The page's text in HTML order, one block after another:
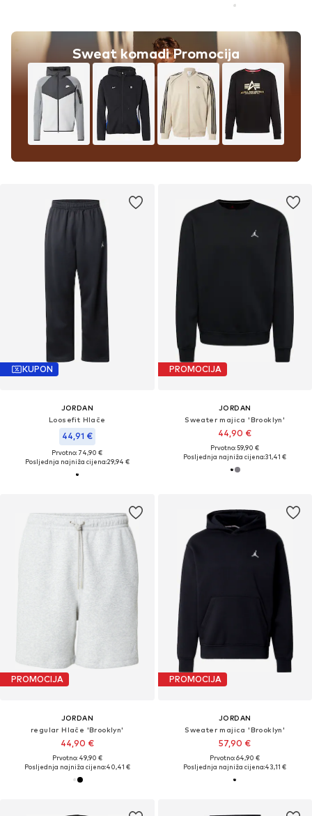
Sweat komadi Promocija
KUPON
JORDAN
Loosefit Hlače
44,91 €
Prvotno: 74,90 €
Posljednja najniža cijena:29,94 €
PROMOCIJA
JORDAN
Sweater majica 'Brooklyn'
44,90 €
Prvotno: 59,90 €
Posljednja najniža cijena:31,41 €
PROMOCIJA
JORDAN
regular Hlače 'Brooklyn'
44,90 €
Prvotno: 49,90 €
Posljednja najniža cijena:40,41 €
PROMOCIJA
JORDAN
Sweater majica 'Brooklyn'
57,90 €
Prvotno: 64,90 €
Posljednja najniža cijena:43,11 €